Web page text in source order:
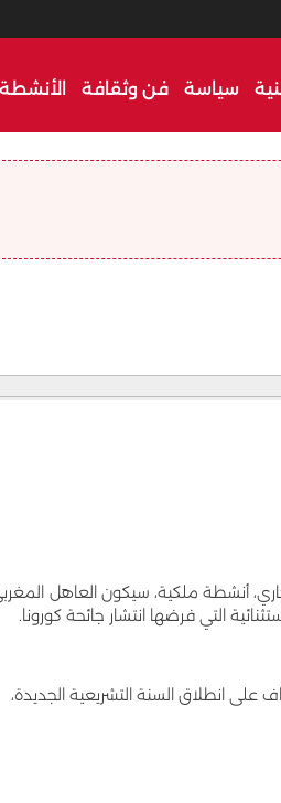
سياسة فن وثقافة
أنشطة ملكية، سيكون العاهل
التي فرضها انتشار جائحة كورونا.
على انطلاق السنة التشريعية الجديدة،